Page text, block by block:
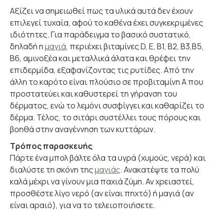
Αξίζει να σημειωθεί πως τα υλικά αυτά δεν έχουν
επιλεγεί τυχαία, αφού το καθένα έχει συγκεκριμένες
ιδιότητες. Για παράδειγμα το βασικό συστατικό,
δηλαδή ημαγιά, περιέχει βιταμίνες D, Ε, Β1, Β2, Β3,Β5,
Β6, αμινοξέα και μεταλλικά άλατα και θρέφει την
επιδερμίδα, εξαφανίζοντας τις ρυτίδες. Από την
άλλη το καρότο είναι πλούσιο σε προβιταμίνη Α που
προστατεύει και κα­θυστερεί τη γήρανση του
δέρματος, ενώ το λεμόνι συσφίγγει και κα­θαρίζει το
δέρμα. Τέλος, το σιτάρι συστέλλει τους πόρους και
βοηθά στην αναγέννηση των κυττάρων.
Τρόπος παρασκευής
Πάρτε ένα μπολ βάλτε όλα τα υγρά (χυμούς, νερά) και
διαλύστε τη σκόνη τηςμαγιάς. Ανακατέψτε τα πολύ
καλά μέχρι να γίνουν μια παχιά ζύμη. Αν χρειαστεί,
προσθέστε λίγο νερό (αν είναι πηχτό) ή μαγιά (αν
είναι αραιό), για να το τελειοποιήσετε.